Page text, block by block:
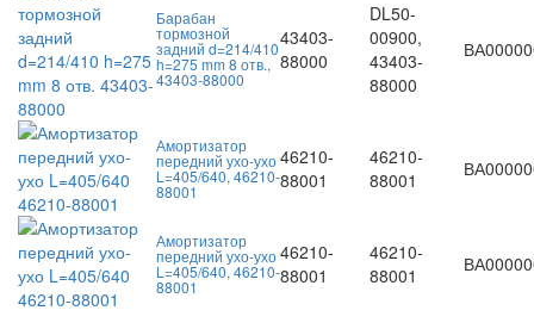
Барабан
тормозной
задний d=214/410
h=275 mm 8 отв.,
43403-88000
43403-
88000
DL50-
00900,
43403-
88000
Амортизатор
передний ухо-ухо
L=405/640, 46210-
88001
46210-
88001
46210-
88001
Амортизатор
передний ухо-ухо
L=405/640, 46210-
88001
46210-
88001
46210-
88001